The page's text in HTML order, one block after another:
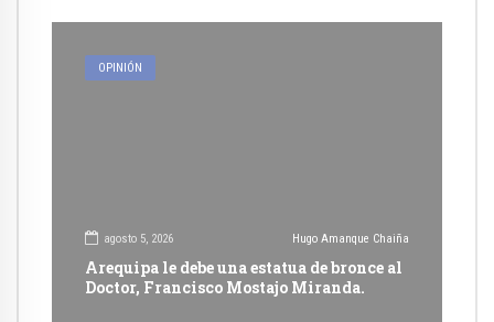
OPINIÓN
agosto 5, 2026 Hugo Amanque Chaiña
Arequipa le debe una estatua de bronce al
Doctor, Francisco Mostajo Miranda.